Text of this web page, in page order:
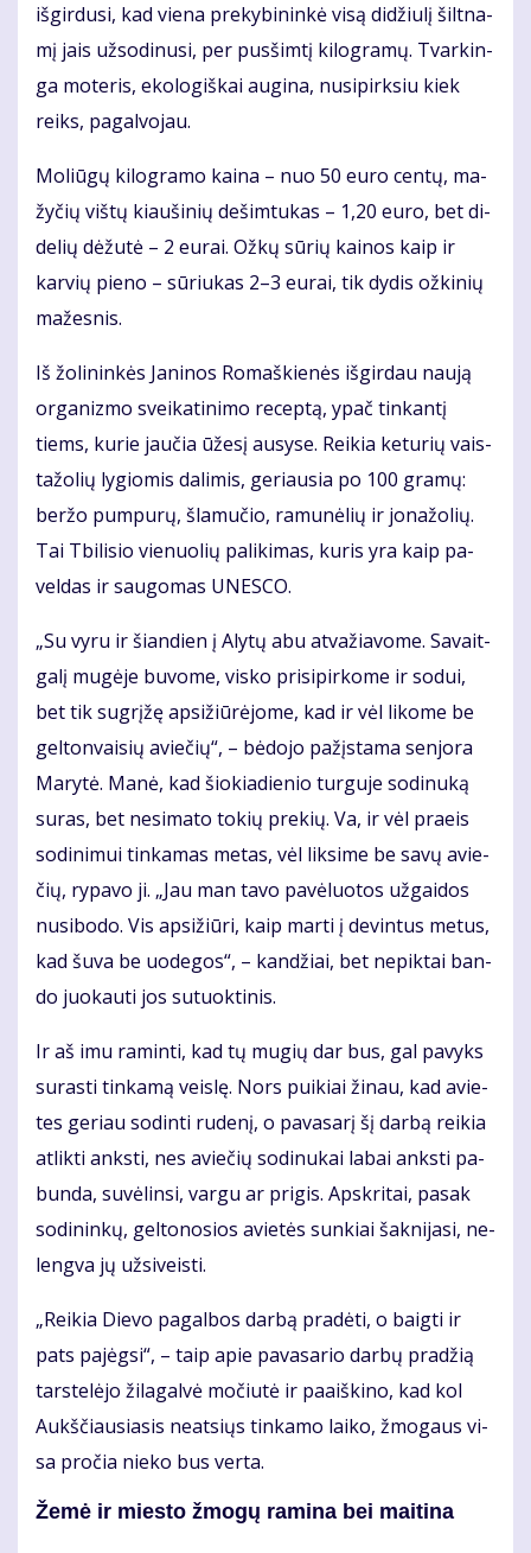
iš­gir­du­si, kad vie­na pre­ky­bi­nin­kė vi­są di­džiu­lį šilt­na­
mį jais už­so­di­nu­si, per pus­šim­tį ki­log­ra­mų. Tvar­kin­
ga mo­te­ris, eko­lo­giš­kai au­gi­na, nu­si­pirk­siu kiek
reiks, pa­gal­vo­jau.
Mo­liū­gų ki­log­ra­mo kai­na – nuo 50 eu­ro cen­tų, ma­
žy­čių viš­tų kiau­ši­nių de­šim­tu­kas – 1,20 eu­ro, bet di­
de­lių dė­žu­tė – 2 eu­rai. Ož­kų sū­rių kai­nos kaip ir
kar­vių pie­no – sū­riu­kas 2–3 eu­rai, tik dy­dis ož­ki­nių
ma­žes­nis.
Iš žo­li­nin­kės Ja­ni­nos Ro­maš­kie­nės iš­gir­dau nau­ją
or­ga­niz­mo svei­ka­ti­ni­mo re­cep­tą, ypač tin­kan­tį
tiems, ku­rie jau­čia ūže­sį au­sy­se. Rei­kia ke­tu­rių vais­
ta­žo­lių ly­gio­mis da­li­mis, ge­riau­sia po 100 gra­mų:
ber­žo pum­pu­rų, šla­mu­čio, ra­mu­nė­lių ir jo­na­žo­lių.
Tai Tbi­li­sio vie­nuo­lių pa­li­ki­mas, ku­ris yra kaip pa­
vel­das ir sau­go­mas UNES­CO.
„Su vy­ru ir šian­dien į Aly­tų abu at­va­žia­vo­me. Sa­vait­
ga­lį mu­gė­je bu­vo­me, vis­ko pri­si­pir­ko­me ir so­dui,
bet tik su­grį­žę ap­si­žiū­rė­jo­me, kad ir vėl li­ko­me be
gel­ton­vai­sių avie­čių“, – bė­do­jo pa­žįs­ta­ma sen­jo­ra
Ma­ry­tė. Ma­nė, kad šio­kia­die­nio tur­gu­je so­di­nu­ką
su­ras, bet ne­si­ma­to to­kių pre­kių. Va, ir vėl pra­eis
so­di­ni­mui tin­ka­mas me­tas, vėl lik­si­me be sa­vų avie­
čių, ry­pa­vo ji. „Jau man ta­vo pa­vė­luo­tos už­gai­dos
nu­si­bo­do. Vis ap­si­žiū­ri, kaip mar­ti į de­vin­tus me­tus,
kad šu­va be uo­de­gos“, – kan­džiai, bet ne­pik­tai ban­
do juo­kau­ti jos su­tuok­ti­nis.
Ir aš imu ra­min­ti, kad tų mu­gių dar bus, gal pa­vyks
su­ras­ti tin­ka­mą veis­lę. Nors pui­kiai ži­nau, kad avie­
tes ge­riau so­din­ti ru­de­nį, o pa­va­sa­rį šį dar­bą rei­kia
at­lik­ti anks­ti, nes avie­čių so­di­nu­kai la­bai anks­ti pa­
bun­da, su­vė­lin­si, var­gu ar pri­gis. Ap­skri­tai, pa­sak
so­di­nin­kų, gel­to­no­sios avie­tės sun­kiai šak­ni­ja­si, ne­
leng­va jų už­si­veis­ti.
„Rei­kia Die­vo pa­gal­bos dar­bą pra­dė­ti, o baig­ti ir
pats pa­jėg­si“, – taip apie pa­va­sa­rio dar­bų pra­džią
tars­te­lė­jo ži­la­gal­vė mo­čiu­tė ir pa­aiš­ki­no, kad kol
Aukš­čiau­sia­sis ne­at­siųs tin­ka­mo lai­ko, žmo­gaus vi­
sa pro­čia nie­ko bus ver­ta.
Že­mė ir mies­to žmo­gų ra­mi­na bei mai­ti­na